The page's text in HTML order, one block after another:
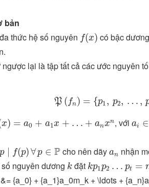
bản
thức hệ số nguyên f(x)
(x) có bậc
lại là tập tất cả các ước nguyên
P ( fn) = {p1, p2, … ,
P (f {p1 p2 .
x) = a0 + a1x + … + anxn
)= +a x +…+ a , vớiai ∈
p f(p)∀p ∈ P
p ∣ (p)∀p∈ P cho nên dãy an
an nhận
nguyên dương k
kđặt kp1p2 … pt =
kp 1p pt k
{a_0} + {a_1}a_0m_k + \ldots +